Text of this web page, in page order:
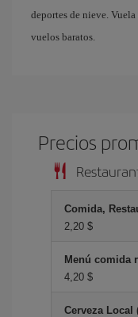
deportes de nieve.
vuelos baratos.
Precios
Comida,
2,20 $
Menú comida
4,20 $
Cerveza Local